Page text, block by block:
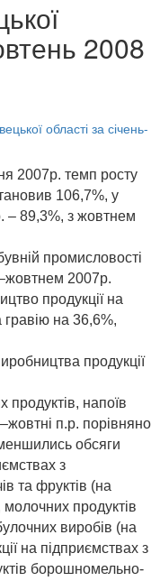
2008
2007р. темп росту
106,7%, у
– 89,3%, з жовтнем
промисловості
2007р.
продукції на
гравію на 36,6%,
продукції
продуктів, напоїв
п.р. порівняно
обсяги
з
та фруктів (на
продуктів
виробів (на
на підприємствах з
борошномельно-